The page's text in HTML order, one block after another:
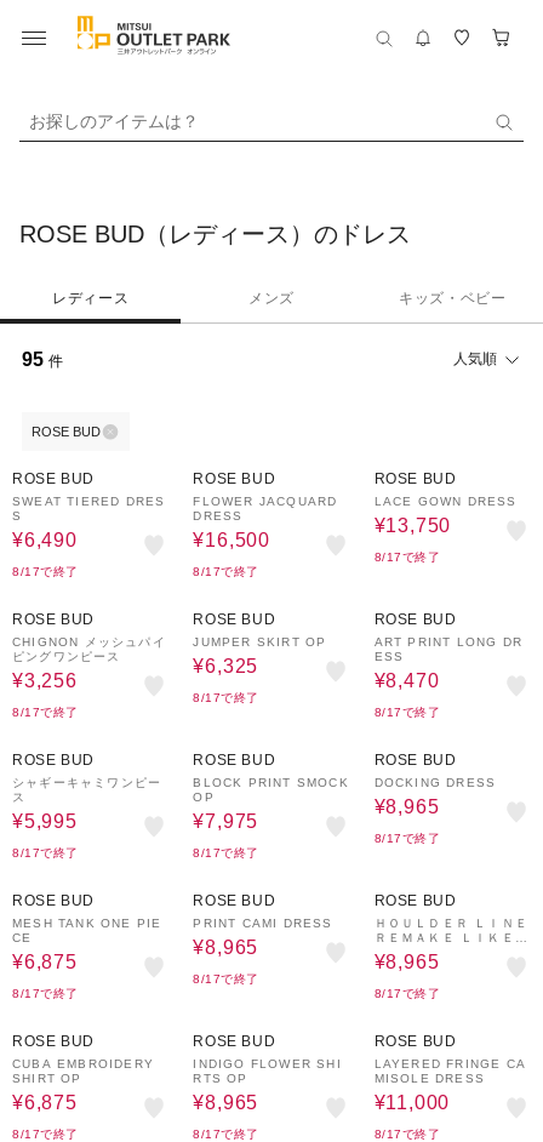
お探しのアイテムは？
ROSE BUD（レディース）のドレス
レディース メンズ キッズ・ベビー
95 件 人気順
ROSE BUD
ROSE BUD
SWEAT TIERED DRES
S
¥6,490
8/17で終了
ROSE BUD
FLOWER JACQUARD
DRESS
¥16,500
8/17で終了
ROSE BUD
LACE GOWN DRESS
¥13,750
8/17で終了
ROSE BUD
CHIGNON メッシュパイ
ピングワンピース
¥3,256
8/17で終了
ROSE BUD
JUMPER SKIRT OP
¥6,325
8/17で終了
ROSE BUD
ART PRINT LONG DR
ESS
¥8,470
8/17で終了
ROSE BUD
シャギーキャミワンピー
ス
¥5,995
8/17で終了
ROSE BUD
BLOCK PRINT SMOCK
OP
¥7,975
8/17で終了
ROSE BUD
DOCKING DRESS
¥8,965
8/17で終了
ROSE BUD
MESH TANK ONE PIE
CE
¥6,875
8/17で終了
ROSE BUD
PRINT CAMI DRESS
¥8,965
8/17で終了
ROSE BUD
ＨＯＵＬＤＥＲ ＬＩＮＥ
ＲＥＭＡＫＥ ＬＩＫＥ
ＤＲＥＳＳ
¥8,965
8/17で終了
ROSE BUD
CUBA EMBROIDERY
SHIRT OP
¥6,875
8/17で終了
ROSE BUD
INDIGO FLOWER SHI
RTS OP
¥8,965
8/17で終了
ROSE BUD
LAYERED FRINGE CA
MISOLE DRESS
¥11,000
8/17で終了